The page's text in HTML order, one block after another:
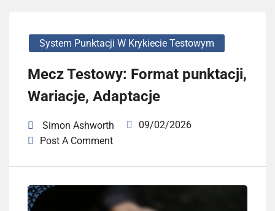
System Punktacji W Krykiecie Testowym
Mecz Testowy: Format punktacji,
Wariacje, Adaptacje
Simon Ashworth
09/02/2026
Post A Comment